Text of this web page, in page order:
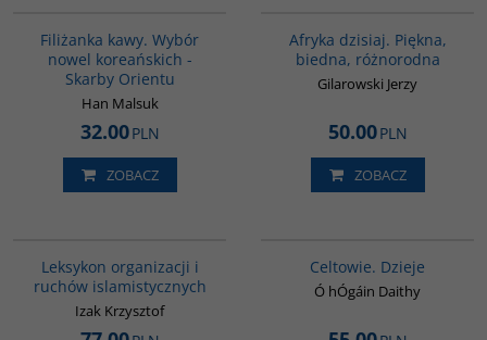
Filiżanka kawy. Wybór
nowel koreańskich -
Skarby Orientu
Han Malsuk
32.00PLN
ZOBACZ
Afryka dzisiaj. Piękna,
biedna, różnorodna
Gilarowski Jerzy
50.00PLN
ZOBACZ
Leksykon organizacji i
ruchów islamistycznych
Izak Krzysztof
Celtowie. Dzieje
Ó hÓgáin Daithy